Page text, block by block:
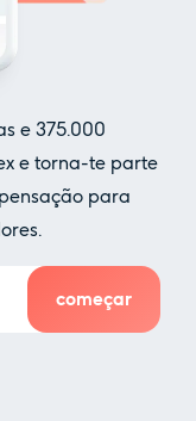
e 375.000
e torna-te parte
para